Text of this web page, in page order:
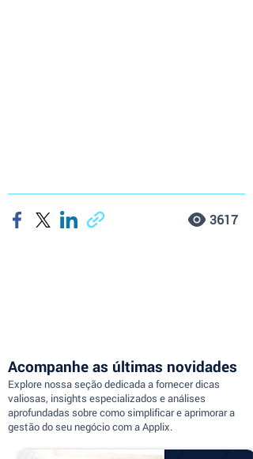
3617
Acompanhe as últimas novidades
Explore nossa seção dedicada a fornecer dicas
valiosas, insights especializados e análises
aprofundadas sobre como simplificar e aprimorar a
gestão do seu negócio com a Applix.